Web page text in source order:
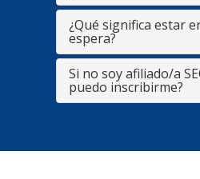
¿Qué significa estar
espera?
Si no soy afiliado/a
puedo inscribirme?